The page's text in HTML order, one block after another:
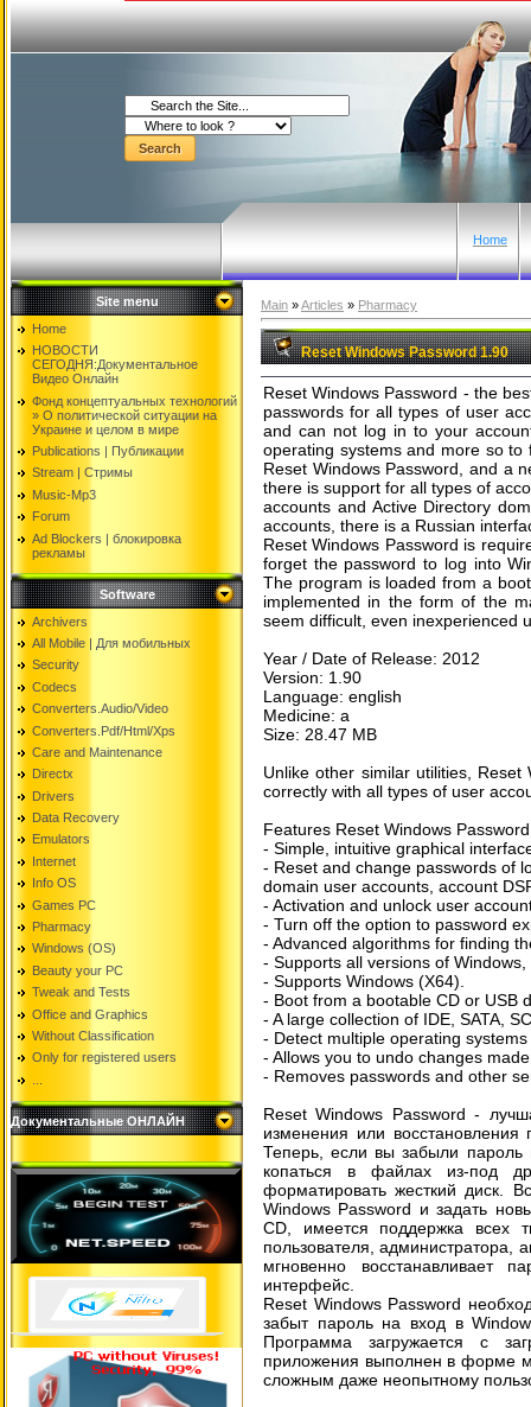
Home
Site menu
Home
НОВОСТИ
СЕГОДНЯ:Документальнoе
Видео Oнлайн
Фонд концептуальных технологий
» O политической ситуации на
Украине и целом в мире
Publications | Публикации
Stream | Стримы
Music-Mp3
Forum
Ad Blockers | блокировкa
рекламы
Software
Archivers
All Mobile | Для мобильных
Security
Codecs
Converters.Audio/Video
Converters.Pdf/Html/Xps
Care and Maintenance
Directx
Drivers
Data Recovery
Emulators
Internet
Info OS
Games PC
Pharmacy
Windows (OS)
Beauty your PC
Tweak and Tests
Office and Graphics
Without Classification
Only for registered users
Документальные ОНЛАЙН
Main »Articles » Pharmacy
Reset Windows Password 1.90
Reset Windows Password - the
passwords for all types of user
and can not log in to your
operating systems and more so
Reset Windows Password, and a
there is support for all types of
accounts and Active Directory
accounts, there is a Russian
Reset Windows Password is
forget the password to log into
The program is loaded from a
implemented in the form of the
seem difficult, even inexperienced
Year / Date of Release: 2012
Version: 1.90
Language: english
Medicine: a
Size: 28.47 MB
Unlike other similar utilities,
correctly with all types of user
Features Reset Windows
- Simple, intuitive graphical
- Reset and change passwords of
domain user accounts, account
- Activation and unlock user
- Turn off the option to password
- Advanced algorithms for finding
- Supports all versions of
- Supports Windows (X64).
- Boot from a bootable CD or USB
- A large collection of IDE, SATA,
- Detect multiple operating
- Allows you to undo changes
- Removes passwords and other
Reset Windows Password -
изменения или восстановления
Теперь, если вы забыли
копаться в файлах из-под
форматировать жесткий диск.
Windows Password и задать
CD, имеется поддержка всех
пользователя, администратора,
мгновенно восстанавливает
интерфейс.
Reset Windows Password
забыт пароль на вход в
Программа загружается с
приложения выполнен в форме
сложным даже неопытному